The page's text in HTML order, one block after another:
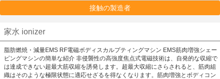
接触の製造者
家水 ionizer
脂肪燃焼・減量EMS RF電磁ボディスカルプティングマシン EMS筋肉増強シェー
ピングマシンの簡単な紹介 非侵襲性の高強度焦点式電磁技術は、自発的な収縮で
は達成できない超最大筋収縮を誘発します。超最大収縮にさらされると、筋肉組
織はそのような極限状態に適応せざるを得なくなります。筋肉増強とボディコン